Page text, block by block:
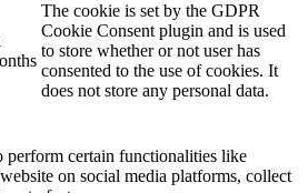
The cookie is set by the GDPR
Cookie Consent plugin and is used
to store whether or not user has
consented to the use of cookies. It
does not store any personal data.
perform certain functionalities like
on social media platforms, collect